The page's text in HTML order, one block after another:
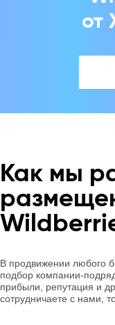
от
Как мы
В продвижении любого
подбор компании-
прибыли, репутация и
сотрудничаете с нами,